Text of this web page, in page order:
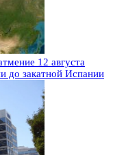
12 августа
до закатной Испании